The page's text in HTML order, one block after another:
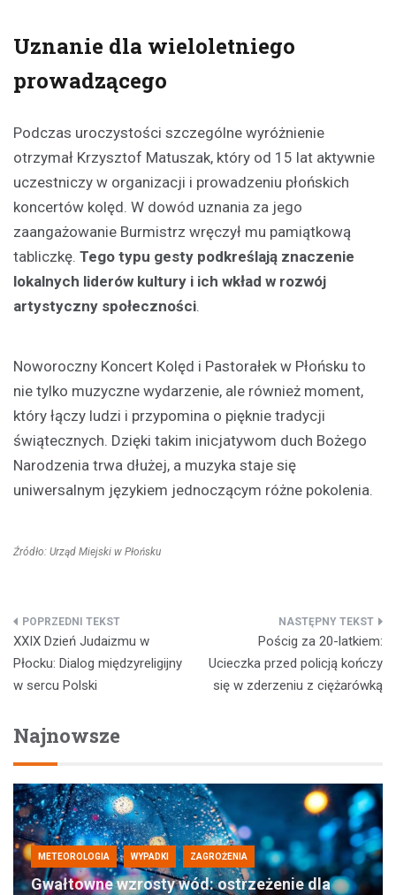
Uznanie dla wieloletniego
prowadzącego
Podczas uroczystości szczególne wyróżnienie
otrzymał Krzysztof Matuszak, który od 15 lat aktywnie
uczestniczy w organizacji i prowadzeniu płońskich
koncertów kolęd. W dowód uznania za jego
zaangażowanie Burmistrz wręczył mu pamiątkową
tabliczkę. Tego typu gesty podkreślają znaczenie
lokalnych liderów kultury i ich wkład w rozwój
artystyczny społeczności.
Noworoczny Koncert Kolęd i Pastorałek w Płońsku to
nie tylko muzyczne wydarzenie, ale również moment,
który łączy ludzi i przypomina o pięknie tradycji
świątecznych. Dzięki takim inicjatywom duch Bożego
Narodzenia trwa dłużej, a muzyka staje się
uniwersalnym językiem jednoczącym różne pokolenia.
Źródło: Urząd Miejski w Płońsku
Nawigacja
wpisu
XXIX Dzień Judaizmu w
Płocku: Dialog międzyreligijny
w sercu Polski
Pościg za 20-latkiem:
Ucieczka przed policją kończy
się w zderzeniu z ciężarówką
Najnowsze
METEOROLOGIA WYPADKI ZAGROŻENIA
Gwałtowne wzrosty wód: ostrzeżenie dla